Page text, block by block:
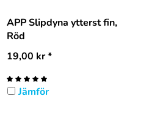
APP Slipdyna ytterst fin,
Röd
19,00 kr*
Jämför